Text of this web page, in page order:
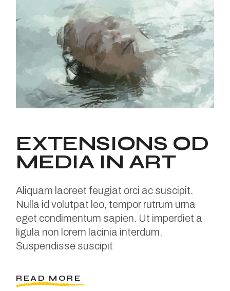
EXTENSIONS OD
MEDIA IN ART
Aliquam laoreet feugiat orci ac suscipit.
Nulla id volutpat leo, tempor rutrum urna
eget condimentum sapien. Ut imperdiet a
ligula non lorem lacinia interdum.
Suspendisse suscipit
READ MORE